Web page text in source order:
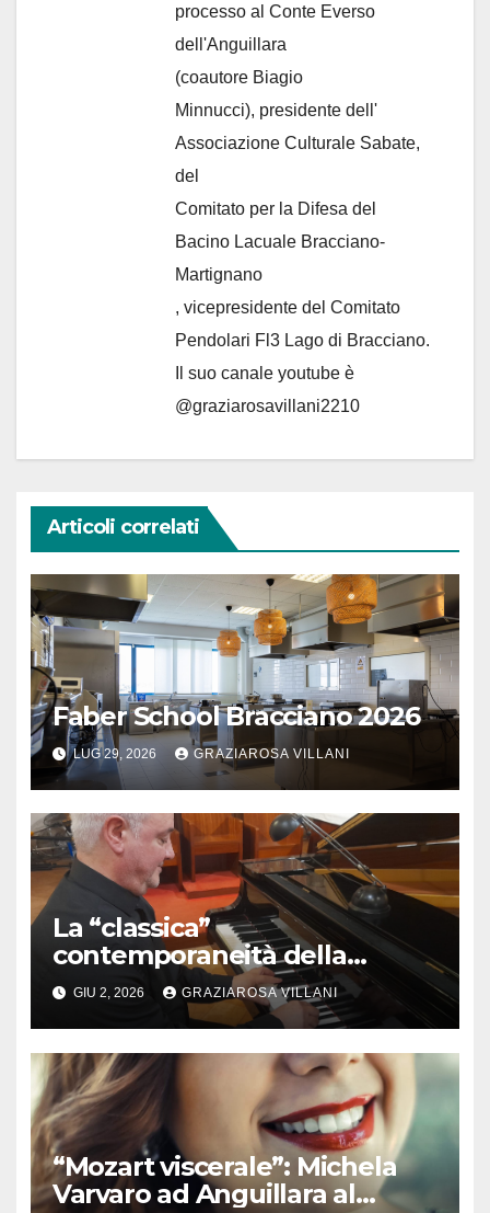
processo al Conte Everso
dell'Anguillara
(coautore Biagio
Minnucci), presidente dell'
Associazione Culturale Sabate,
del
Comitato per la Difesa del
Bacino Lacuale Bracciano-
Martignano
, vicepresidente del Comitato
Pendolari Fl3 Lago di Bracciano.
Il suo canale youtube è
@graziarosavillani2210
Articoli correlati
Faber School Bracciano 2026
LUG 29, 2026 GRAZIAROSA VILLANI
La “classica”
contemporaneità della
musica di Leonardo Saraceni
ad Anguillara per Nobili Arti in
Nobili Terre in Musica 2026
GIU 2, 2026 GRAZIAROSA VILLANI
“Mozart viscerale”: Michela
Varvaro ad Anguillara al